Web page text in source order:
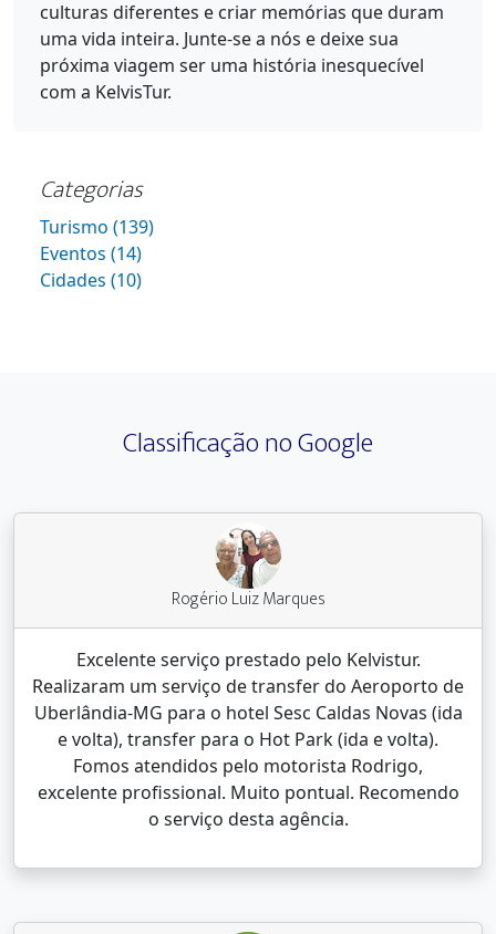
culturas diferentes e criar memórias que duram
uma vida inteira. Junte-se a nós e deixe sua
próxima viagem ser uma história inesquecível
com a KelvisTur.
Categorias
Turismo (139)
Eventos (14)
Cidades (10)
Classificação no Google
Rogério Luiz Marques
Excelente serviço prestado pelo Kelvistur.
Realizaram um serviço de transfer do Aeroporto de
Uberlândia-MG para o hotel Sesc Caldas Novas (ida
e volta), transfer para o Hot Park (ida e volta).
Fomos atendidos pelo motorista Rodrigo,
excelente profissional. Muito pontual. Recomendo
o serviço desta agência.